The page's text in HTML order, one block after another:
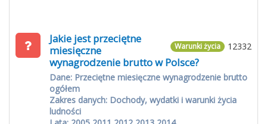
12332
Warunki życia
Jakie jest przeciętne
miesięczne
wynagrodzenie brutto w Polsce?
Dane: Przeciętne miesięczne wynagrodzenie brutto
ogółem
Zakres danych: Dochody, wydatki i warunki życia
ludności